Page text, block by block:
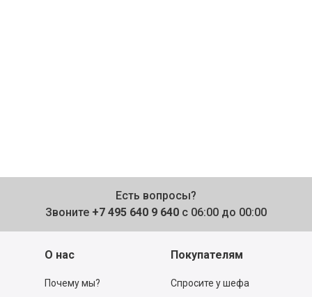
Есть вопросы?
Звоните +7 495 640 9 640 с 06:00 до 00:00
О нас
Почему мы?
Покупателям
Спросите у шефа